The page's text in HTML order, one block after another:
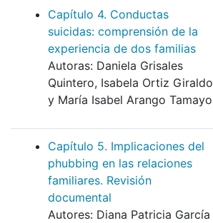
Capítulo 4. Conductas
suicidas: comprensión de la
experiencia de dos familias
Autoras: Daniela Grisales
Quintero, Isabela Ortiz Giraldo
y María Isabel Arango Tamayo
Capítulo 5. Implicaciones del
phubbing en las relaciones
familiares. Revisión
documental
Autores: Diana Patricia García